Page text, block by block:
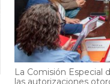
La Comisión Especial
las autorizaciones